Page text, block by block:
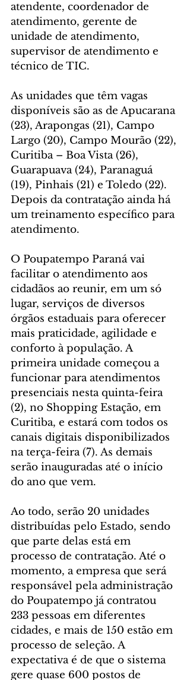
atendente, coordenador de
atendimento, gerente de
unidade de atendimento,
supervisor de atendimento e
técnico de TIC.
As unidades que têm vagas
disponíveis são as de Apucarana
(23), Arapongas (21), Campo
Largo (20), Campo Mourão (22),
Curitiba – Boa Vista (26),
Guarapuava (24), Paranaguá
(19), Pinhais (21) e Toledo (22).
Depois da contratação ainda há
um treinamento específico para
atendimento.
O Poupatempo Paraná vai
facilitar o atendimento aos
cidadãos ao reunir, em um só
lugar, serviços de diversos
órgãos estaduais para oferecer
mais praticidade, agilidade e
conforto à população. A
primeira unidade começou a
funcionar para atendimentos
presenciais nesta quinta-feira
(2), no Shopping Estação, em
Curitiba, e estará com todos os
canais digitais disponibilizados
na terça-feira (7). As demais
serão inauguradas até o início
do ano que vem.
Ao todo, serão 20 unidades
distribuídas pelo Estado, sendo
que parte delas está em
processo de contratação. Até o
momento, a empresa que será
responsável pela administração
do Poupatempo já contratou
233 pessoas em diferentes
cidades, e mais de 150 estão em
processo de seleção. A
expectativa é de que o sistema
gere quase 600 postos de